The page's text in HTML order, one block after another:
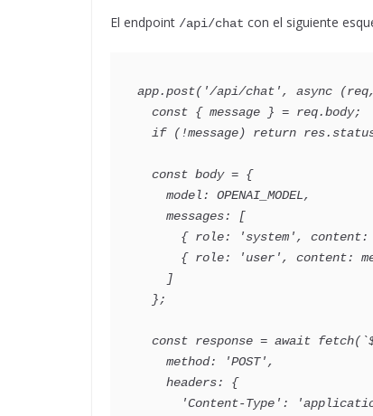
El endpoint /api/chat con el siguiente
app.post('/api/chat', async
  const { message } = req.body;
if (!message) return
  const body = {
    model: OPENAI_MODEL,
    messages: [
{ role: 'system',
{ role: 'user', content:
    ]
  };
const response = await
    method: 'POST',
    headers: {
'Content-Type':